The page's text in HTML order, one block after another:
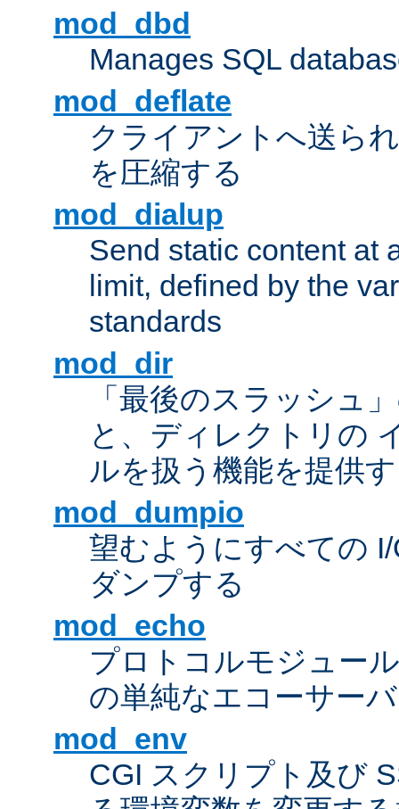
mod_dbd
Manages SQL
mod_deflate
クライアントへ送ら
を圧縮する
mod_dialup
Send static content at
limit, defined by the
standards
mod_dir
「最後のスラッシュ
と、ディレクトリの
ルを扱う機能を提供
mod_dumpio
望むようにすべての
ダンプする
mod_echo
プロトコルモジュー
の単純なエコーサーバ
mod_env
CGI スクリプト及び